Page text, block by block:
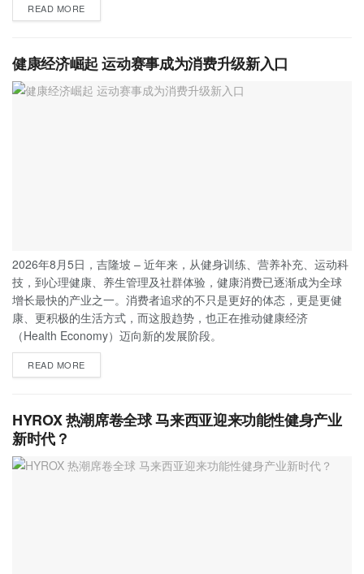
READ MORE
健康经济崛起 运动赛事成为消费升级新入口
2026年8月5日，吉隆坡 – 近年来，从健身训练、营养补充、运动科
技，到心理健康、养生管理及社群体验，健康消费已逐渐成为全球
增长最快的产业之一。消费者追求的不只是更好的体态，更是更健
康、更积极的生活方式，而这股趋势，也正在推动健康经济
（Health Economy）迈向新的发展阶段。
READ MORE
HYROX 热潮席卷全球 马来西亚迎来功能性健身产业
新时代？